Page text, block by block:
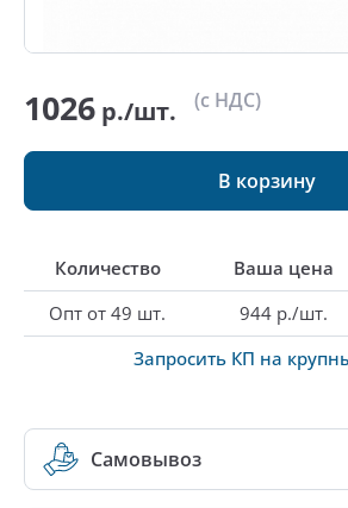
1026 р./шт. (с НДС)
В корзину
Количество Ваша цена
Опт от 49 шт.
944 р./шт.
Запросить КП на
Самовывоз